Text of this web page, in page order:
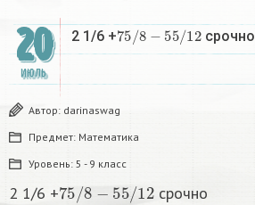
20
ИЮЛЬ
2 1/6 +75/8−55/12 срочно ​
Автор: darinaswag
Предмет: Математика
Уровень: 5 - 9 класс
2 1/6 +75 /8 5/12 срочно ​